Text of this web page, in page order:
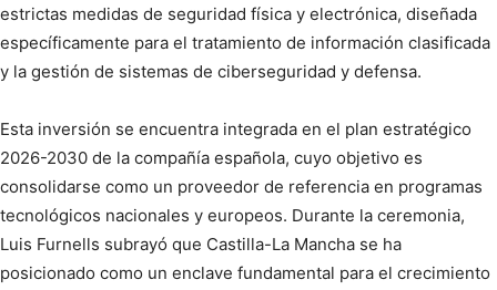
estrictas medidas de seguridad física y electrónica, diseñada
específicamente para el tratamiento de información clasificada
y la gestión de sistemas de ciberseguridad y defensa.
Esta inversión se encuentra integrada en el plan estratégico
2026-2030 de la compañía española, cuyo objetivo es
consolidarse como un proveedor de referencia en programas
tecnológicos nacionales y europeos. Durante la ceremonia,
Luis Furnells subrayó que Castilla-La Mancha se ha
posicionado como un enclave fundamental para el crecimiento